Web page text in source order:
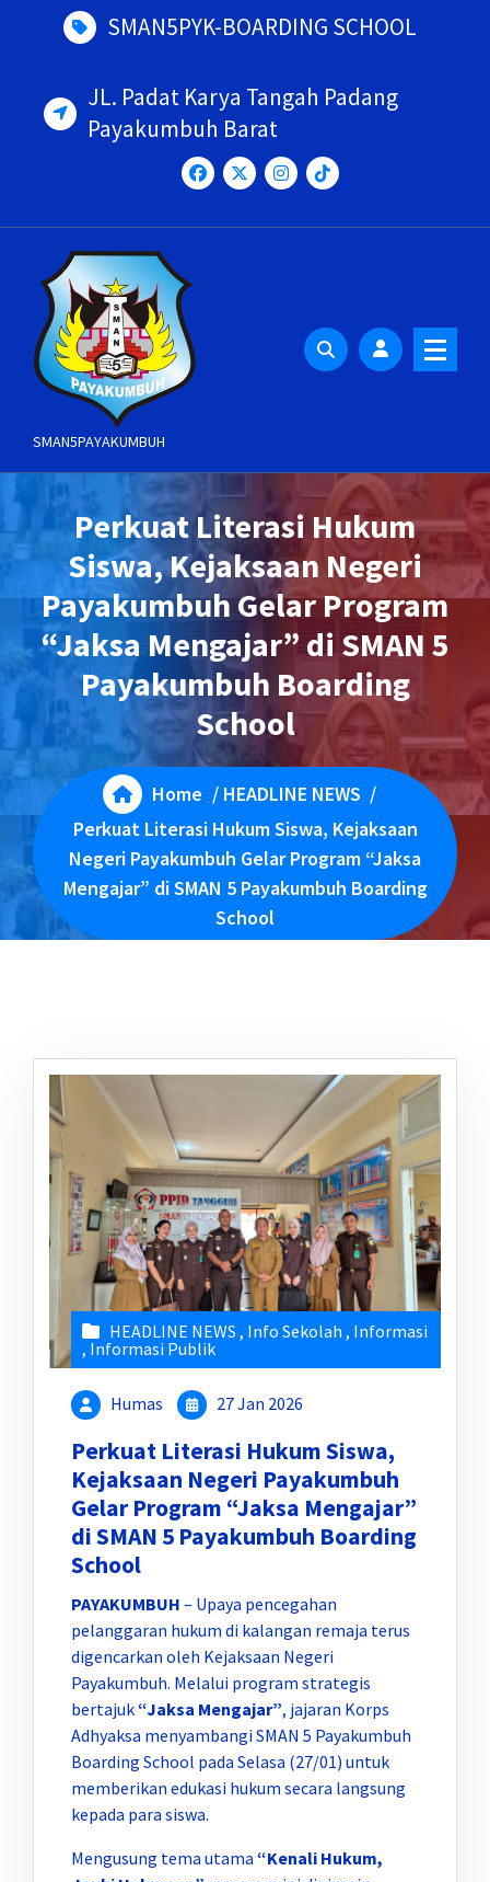
SMAN5PYK-BOARDING SCHOOL
JL. Padat Karya Tangah Padang
Payakumbuh Barat
SMAN5PAYAKUMBUH
Perkuat Literasi Hukum
Siswa, Kejaksaan Negeri
Payakumbuh Gelar Program
“Jaksa Mengajar” di SMAN 5
Payakumbuh Boarding
School
Home / HEADLINE NEWS /
Perkuat Literasi Hukum Siswa, Kejaksaan
Negeri Payakumbuh Gelar Program “Jaksa
Mengajar” di SMAN 5 Payakumbuh Boarding
School
HEADLINE NEWS , Info Sekolah , Informasi
, Informasi Publik
Humas 27 Jan 2026
Perkuat Literasi Hukum Siswa,
Kejaksaan Negeri Payakumbuh
Gelar Program “Jaksa Mengajar”
di SMAN 5 Payakumbuh Boarding
School
PAYAKUMBUH – Upaya pencegahan
pelanggaran hukum di kalangan remaja terus
digencarkan oleh Kejaksaan Negeri
Payakumbuh. Melalui program strategis
bertajuk“Jaksa Mengajar”, jajaran Korps
Adhyaksa menyambangi SMAN 5 Payakumbuh
Boarding School pada Selasa (27/01) untuk
memberikan edukasi hukum secara langsung
kepada para siswa.
Mengusung tema utama “Kenali Hukum,